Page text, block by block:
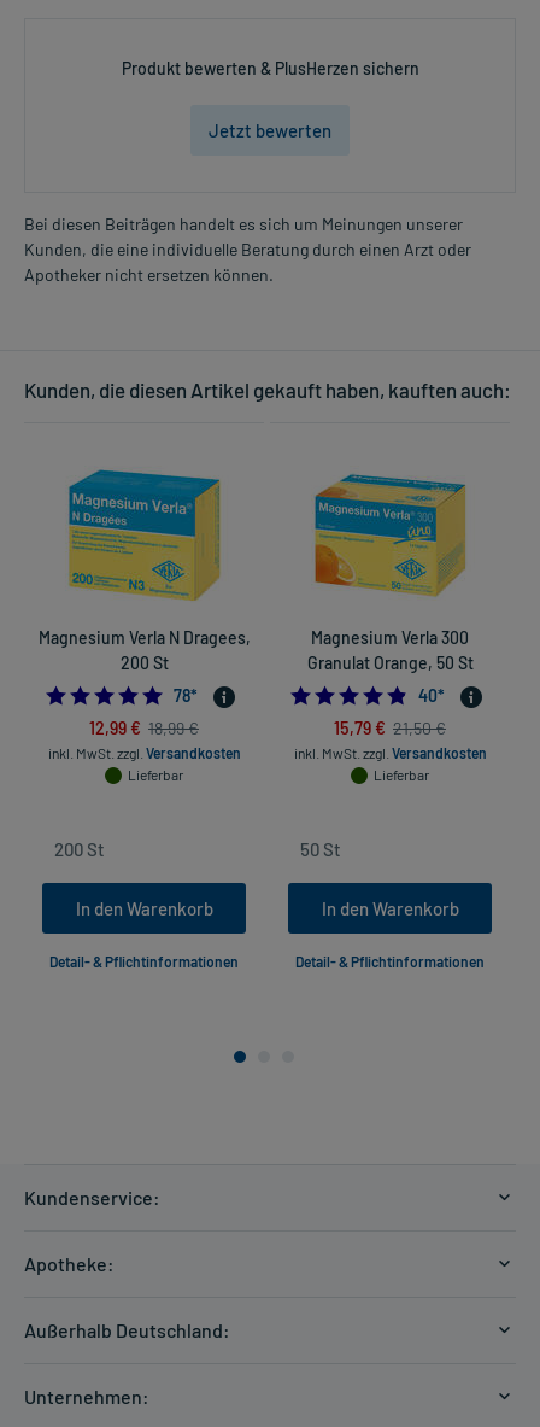
Produkt bewerten & PlusHerzen sichern
Jetzt bewerten
Bei diesen Beiträgen handelt es sich um Meinungen unserer
Kunden, die eine individuelle Beratung durch einen Arzt oder
Apotheker nicht ersetzen können.
Kunden, die diesen Artikel gekauft haben, kauften auch:
Magnesium Verla N Dragees,
200 St
4.884615384615385
78*
12,99 € 18,99 €
inkl. MwSt. zzgl. Versandkosten
Lieferbar
In den Warenkorb
Detail- & Pflichtinformationen
Magnesium Verla 300
Granulat Orange, 50 St
4.825
40*
15,79 € 21,50 €
inkl. MwSt. zzgl. Versandkosten
Lieferbar
In den Warenkorb
Detail- & Pflichtinformationen
Kundenservice:
Zahlungsarten
Hilfe
Apotheke:
Außerhalb Deutschland:
Unternehmen: